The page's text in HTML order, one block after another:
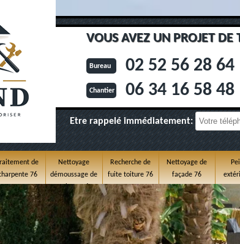
VOUS AVEZ UN PROJET DE
Bureau 02 52 56 28 64
Chantier 06 34 16 58 48
Etre rappelé immédiatement:
de
76
Nettoyage
démoussage de
toiture 76
Recherche de
fuite toiture 76
Nettoyage de
façade 76